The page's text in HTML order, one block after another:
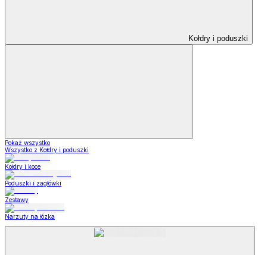
Kołdry i poduszki
Pokaż wszystko
Wszystko z Kołdry i poduszki
Kołdry i koce
Poduszki i zagłówki
Zestawy
Narzuty na łózka